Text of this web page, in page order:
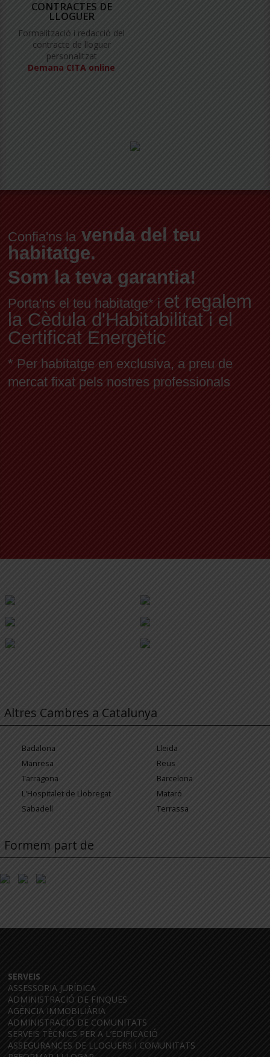
CONTRACTES DE
LLOGUER
Formalització i redacció del
contracte de lloguer
personalitzat
Demana CITA online
Confia'ns la venda del teu
habitatge.
Som la teva garantia!
Porta'ns el teu habitatge* i et regalem
la Cèdula d'Habitabilitat i el
Certificat Energètic
* Per habitatge en exclusiva, a preu de
mercat fixat pels nostres professionals
Altres Cambres a Catalunya
Badalona
Lleida
Manresa
Reus
Tarragona
Barcelona
L'Hospitalet de Llobregat
Mataró
Sabadell
Terrassa
Formem part de
SERVEIS
ASSESSORIA JURÍDICA
ADMINISTRACIÓ DE FINQUES
AGÈNCIA IMMOBILIÀRIA
ADMINISTRACIÓ DE COMUNITATS
SERVEIS TÈCNICS PER A L’EDIFICACIÓ
ASSEGURANCES DE LLOGUERS I COMUNITATS